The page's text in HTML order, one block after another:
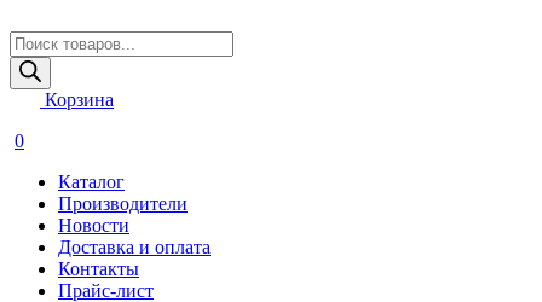
Поиск
товаров
Корзина
0
Каталог
Производители
Новости
Доставка и оплата
Контакты
Прайс-лист